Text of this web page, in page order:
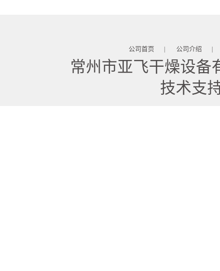
公司首页 | 公司介绍 |
常州市亚飞干燥设备
技术支